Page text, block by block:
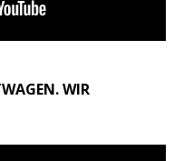
WIR